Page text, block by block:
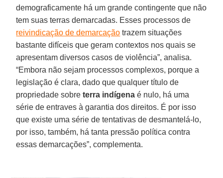
demograficamente há um grande contingente que não
tem suas terras demarcadas. Esses processos de
reivindicação de demarcação trazem situações
bastante difíceis que geram contextos nos quais se
apresentam diversos casos de violência”, analisa.
“Embora não sejam processos complexos, porque a
legislação é clara, dado que qualquer título de
propriedade sobreterra indígena é nulo, há uma
série de entraves à garantia dos direitos. É por isso
que existe uma série de tentativas de desmantelá-lo,
por isso, também, há tanta pressão política contra
essas demarcações”, complementa.